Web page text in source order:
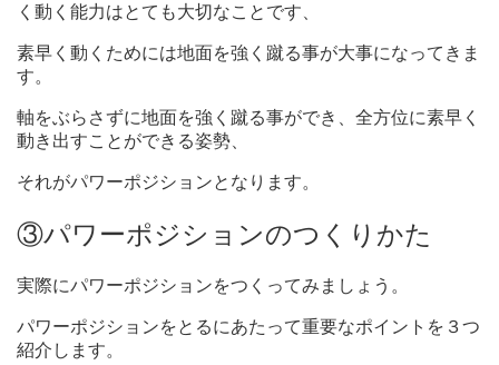
く動く能力はとても大切なことです、
素早く動くためには地面を強く蹴る事が大事になってきま
す。
軸をぶらさずに地面を強く蹴る事ができ、全方位に素早く
動き出すことができる姿勢、
それがパワーポジションとなります。
③パワーポジションのつくりかた
実際にパワーポジションをつくってみましょう。
パワーポジションをとるにあたって重要なポイントを３つ
紹介します。